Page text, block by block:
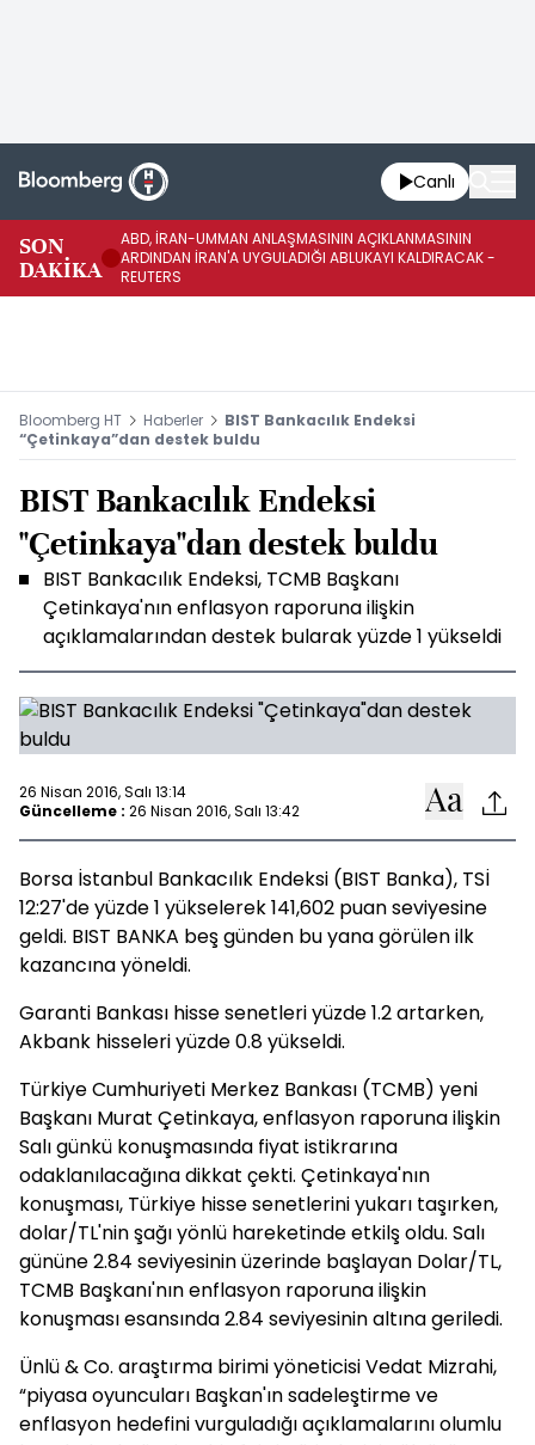
Canlı
SON
DAKİKA
ABD, İRAN-UMMAN ANLAŞMASININ AÇIKLANMASININ
ARDINDAN İRAN'A UYGULADIĞI ABLUKAYI KALDIRACAK -
REUTERS
Bloomberg HT Haberler
BIST Bankacılık Endeksi
“Çetinkaya”dan destek buldu
BIST Bankacılık Endeksi
"Çetinkaya"dan destek buldu
BIST Bankacılık Endeksi, TCMB Başkanı
Çetinkaya'nın enflasyon raporuna ilişkin
açıklamalarından destek bularak yüzde 1 yükseldi
26 Nisan 2016, Salı 13:14
Güncelleme : 26 Nisan 2016, Salı 13:42
Borsa İstanbul Bankacılık Endeksi (BIST Banka), TSİ
12:27'de yüzde 1 yükselerek 141,602 puan seviyesine
geldi. BIST BANKA beş günden bu yana görülen ilk
kazancına yöneldi.
Garanti Bankası hisse senetleri yüzde 1.2 artarken,
Akbank hisseleri yüzde 0.8 yükseldi.
Türkiye Cumhuriyeti Merkez Bankası (TCMB) yeni
Başkanı Murat Çetinkaya, enflasyon raporuna ilişkin
Salı günkü konuşmasında fiyat istikrarına
odaklanılacağına dikkat çekti. Çetinkaya'nın
konuşması, Türkiye hisse senetlerini yukarı taşırken,
dolar/TL'nin şağı yönlü hareketinde etkilş oldu. Salı
gününe 2.84 seviyesinin üzerinde başlayan Dolar/TL,
TCMB Başkanı'nın enflasyon raporuna ilişkin
konuşması esansında 2.84 seviyesinin altına geriledi.
Ünlü & Co. araştırma birimi yöneticisi Vedat Mizrahi,
“piyasa oyuncuları Başkan'ın sadeleştirme ve
enflasyon hedefini vurguladığı açıklamalarını olumlu